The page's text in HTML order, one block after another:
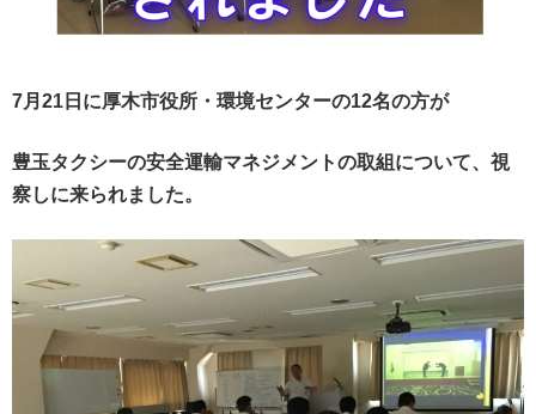
7月21日に厚木市役所・環境センターの12名の方が
豊玉タクシーの安全運輸マネジメントの取組について、視
察しに来られました。